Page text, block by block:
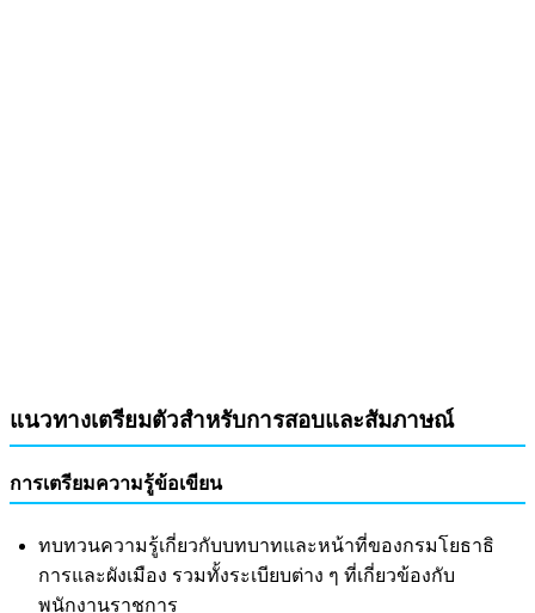
แนวทางเตรียมตัวสำหรับการสอบและสัมภาษณ์
การเตรียมความรู้ข้อเขียน
ทบทวนความรู้เกี่ยวกับบทบาทและหน้าที่ของกรมโยธาธิ
การและผังเมือง รวมทั้งระเบียบต่าง ๆ ที่เกี่ยวข้องกับ
พนักงานราชการ